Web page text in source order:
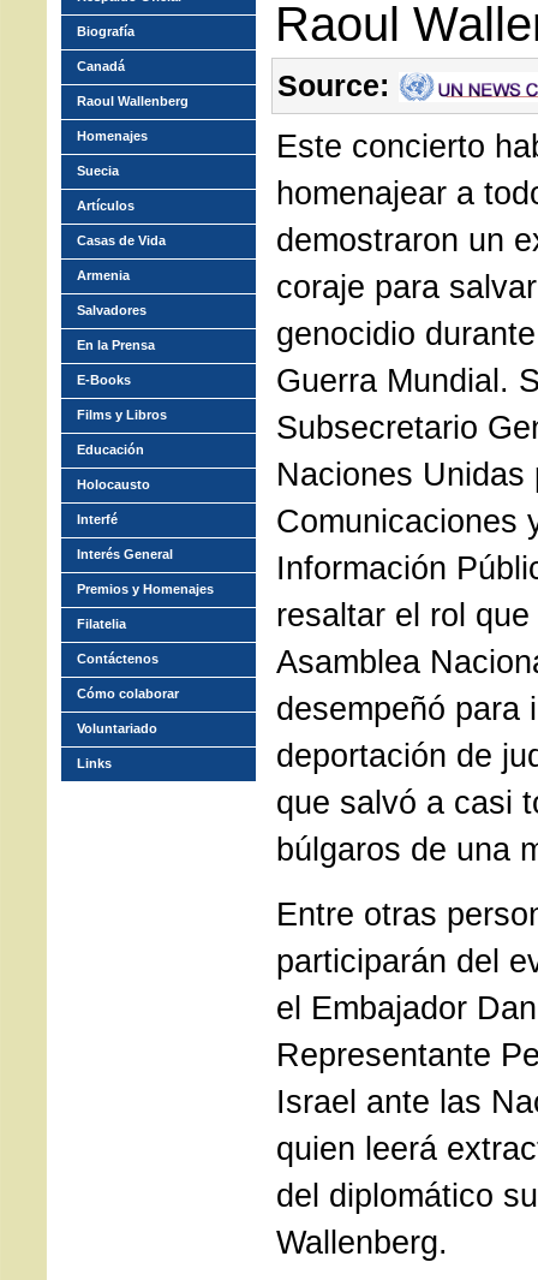
Raoul
Source:
Este concierto
homenajear a
demostraron un
coraje para
genocidio
Guerra Mundial.
Subsecretario
Naciones Unidas
Comunicaciones
Información
resaltar el rol
Asamblea
desempeñó para
deportación de
que salvó a casi
búlgaros de una
Entre otras
participarán del
el Embajador
Representante
Israel ante las
quien leerá
del diplomático
Wallenberg.
Biografía
Canadá
Raoul Wallenberg
Homenajes
Suecia
Artículos
Casas de Vida
Armenia
Salvadores
En la Prensa
E-Books
Films y Libros
Educación
Holocausto
Interfé
Interés General
Premios y Homenajes
Filatelia
Contáctenos
Cómo colaborar
Voluntariado
Links